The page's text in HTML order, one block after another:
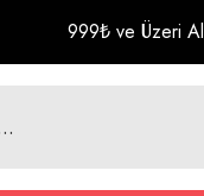
999₺ ve Üzeri